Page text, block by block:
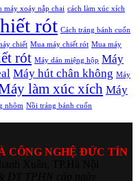
máy xoáy nắp chai cách làm xúc xích
rót Cách tráng bánh cuốn
chiết Mua máy chiết rót Mua máy
rót Máy dán miệng hộp Máy
Máy hút chân không Máy
làm xúc xích Máy
nhôm Nồi tráng bánh cuốn
CÔNG NGHỆ ĐỨC TÍN